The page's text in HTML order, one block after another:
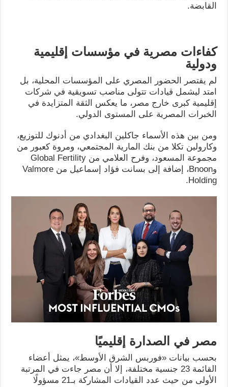
القابضة.
كفاءات مصرية في مؤسسات إقليمية
ودولية
لم يقتصر الحضور المصري على المؤسسات المحلية، بل
امتد ليشمل قيادات تتولى مناصب تسويقية في شركات
إقليمية كبرى خارج مصر، ما يعكس الثقة المتزايدة في
الخبرات المصرية على المستوى الدولي.
ومن بين هذه الأسماء جاكلين البغدادي من أدنوك للتوزيع،
وكارولين تكلا من بنك المارية المجتمعي، ومروة كعبور من
مجموعة المسعود، وفرح العلامي من Global Fertility
وBnoon، إضافة إلى بسانت فؤاد إسماعيل من Valmore
Holding.
مصر في الصدارة إقليميًا
بحسب بيانات «فوربس الشرق الأوسط»، يمثل أعضاء
القائمة 23 جنسية مختلفة، إلا أن مصر جاءت في المرتبة
الأولى من حيث عدد القيادات المشاركة بـ21 مسؤولًا